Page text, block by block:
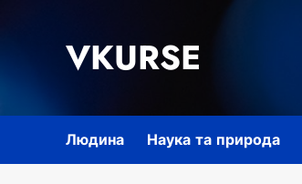
VKURSE
Людина Наука та природа